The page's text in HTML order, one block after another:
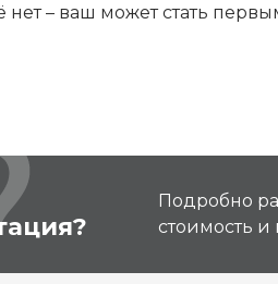
– ваш может стать
Подробно
стоимость